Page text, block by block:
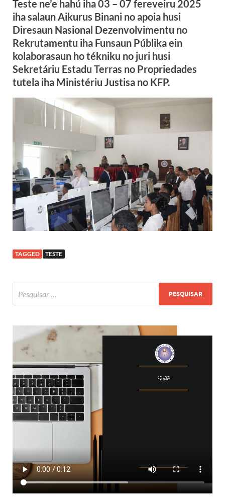
Teste ne’e hahú iha 03 – 07 fereveiru 2025
iha salaun Aikurus Binani no apoia husi
Diresaun Nasional Dezenvolvimentu no
Rekrutamentu iha Funsaun Públika ein
kolaborasaun ho tékniku no juri husi
Sekretáriu Estadu Terras no Propriedades
tutela iha Ministériu Justisa no KFP.
TAGGED TESTE